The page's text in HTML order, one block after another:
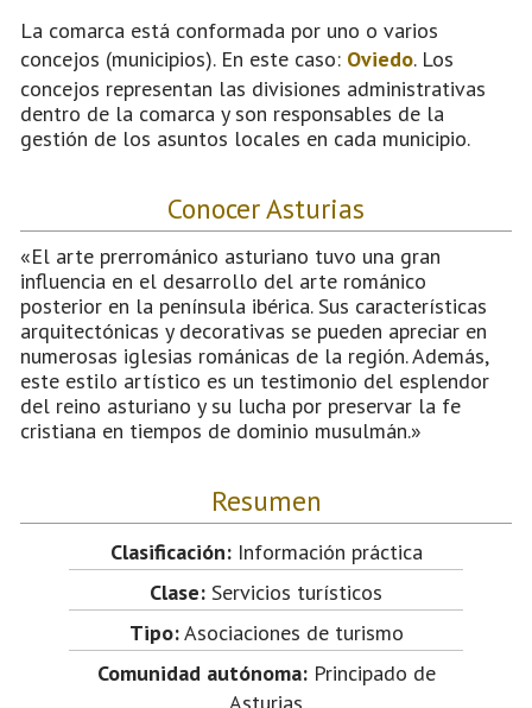
La comarca está conformada por uno o varios
concejos (municipios). En este caso: Oviedo. Los
concejos representan las divisiones administrativas
dentro de la comarca y son responsables de la
gestión de los asuntos locales en cada municipio.
Conocer Asturias
«El arte prerrománico asturiano tuvo una gran
influencia en el desarrollo del arte románico
posterior en la península ibérica. Sus características
arquitectónicas y decorativas se pueden apreciar en
numerosas iglesias románicas de la región. Además,
este estilo artístico es un testimonio del esplendor
del reino asturiano y su lucha por preservar la fe
cristiana en tiempos de dominio musulmán.»
Resumen
Clasificación:Información práctica
Clase: Servicios turísticos
Tipo:Asociaciones de turismo
Comunidad autónoma:Principado de
Asturias